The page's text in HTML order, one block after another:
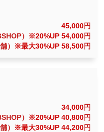
45,000円
）
※20%UP 54,000円
）
※最大30%UP 58,500円
34,000円
）
※20%UP 40,800円
）
※最大30%UP 44,200円